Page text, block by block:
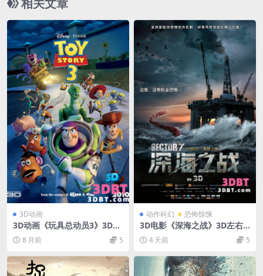
相关文章
3D动画
3D动画《玩具总动员3》3D左
右分屏格式 高清 网盘3D电影
下载8 月前 5
动作科幻 恐怖惊悚
3D电影《深海之战》3D左右
分屏格式 高清 百度网盘 下载
VR电影
4 天前 5